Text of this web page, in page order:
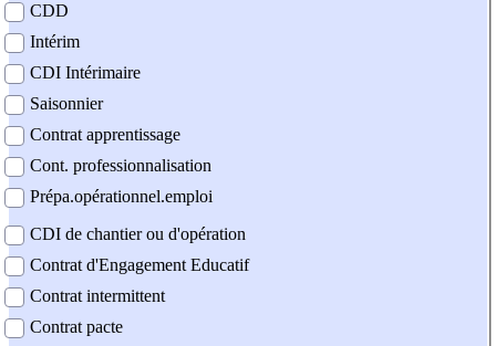
CDD
Intérim
CDI Intérimaire
Saisonnier
Contrat apprentissage
Cont. professionnalisation
Prépa.opérationnel.emploi
CDI de chantier ou d'opération
Contrat d'Engagement Educatif
Contrat intermittent
Contrat pacte